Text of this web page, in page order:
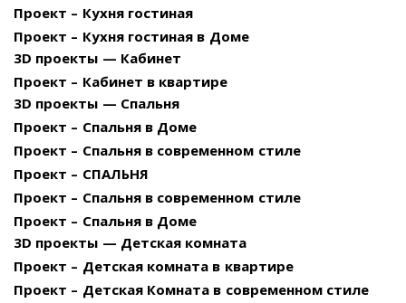
Проект – Кухня гостиная
Проект – Кухня гостиная в Доме
3D проекты — Кабинет
Проект – Кабинет в квартире
3D проекты — Спальня
Проект – Спальня в Доме
Проект – Спальня в современном стиле
Проект – СПАЛЬНЯ
Проект – Спальня в современном стиле
Проект – Спальня в Доме
3D проекты — Детская комната
Проект – Детская комната в квартире
Проект – Детская Комната в современном стиле